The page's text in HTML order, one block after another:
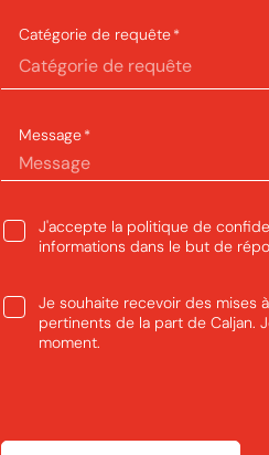
Catégorie de requête*
Catégorie de requête
Message*
Consentement*
J'accepte la politique de
informations dans le but de
Newsletter
Je souhaite recevoir des mises
pertinents de la part de Caljan.
moment.